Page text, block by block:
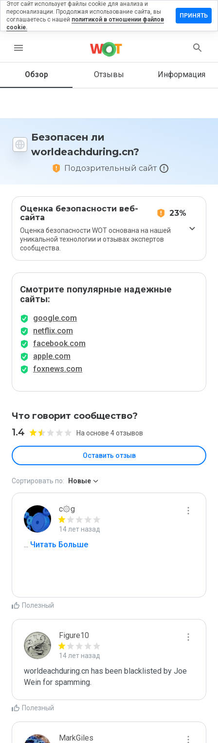
menu
Обзор Отзывы Информация
Безопасен ли
worldeachduring.cn?
Подозрительный сайт
Оценка безопасности веб-
сайта
23%
Оценка безопасности WOT основана на нашей
уникальной технологии и отзывах экспертов
сообщества.
Смотрите популярные надежные
сайты:
google.com
netflix.com
facebook.com
apple.com
foxnews.com
Что говорит сообщество?
1.4 На основе 4 отзывов
Оставить отзыв
отзыв
Как бы
этот
1 до 5?
Сортировать по: Новые
c۞g
14 лет назад
... Читать Больше
Полезный
Figure10
14 лет назад
worldeachduring.cn has been blacklisted by Joe
Wein for spamming.
Полезный
MarkGiles
Этот сайт использует файлы cookie для анализа и
персонализации. Продолжая использование сайта, вы
соглашаетесь с нашей политикой в отношении файлов
cookie.
ПРИНЯТЬ